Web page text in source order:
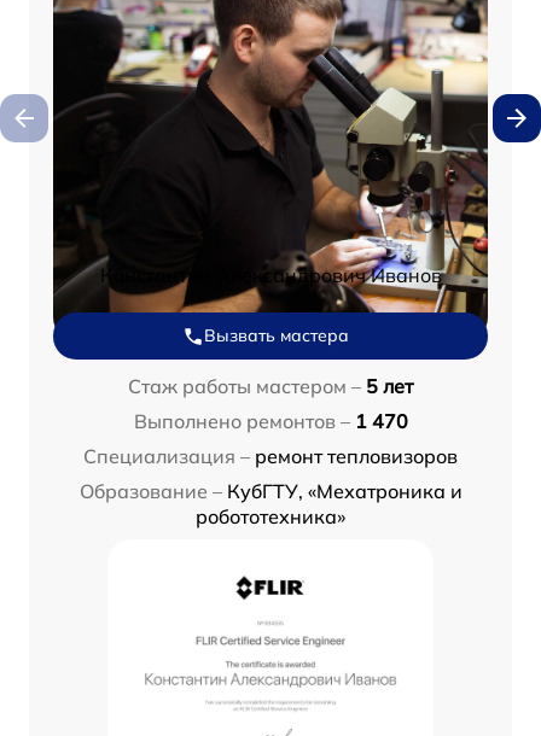
Константин Александрович Иванов
Вызвать мастера
Стаж работы мастером – 5 лет
Выполнено ремонтов – 1 470
Специализация – ремонт тепловизоров
Образование – КубГТУ, «Мехатроника и
робототехника»